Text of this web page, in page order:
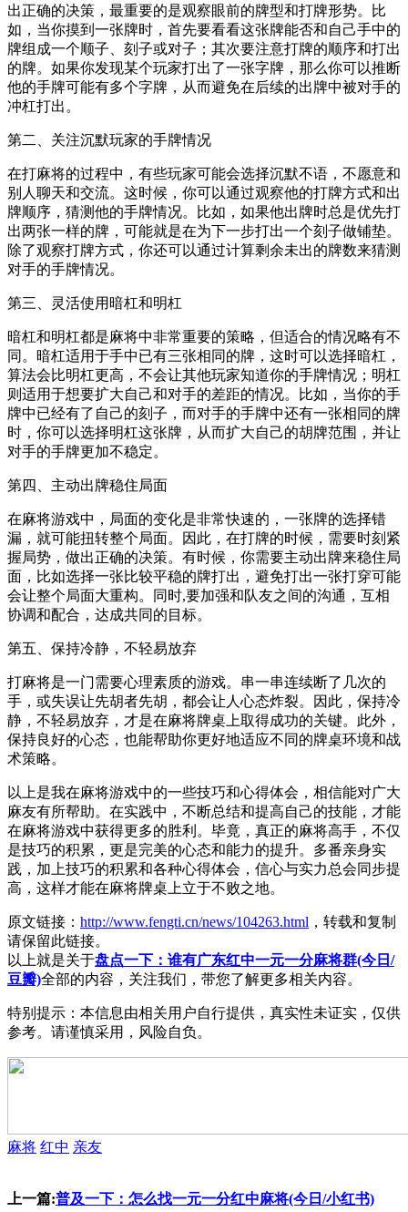
出正确的决策，最重要的是观察眼前的牌型和打牌形势。比
如，当你摸到一张牌时，首先要看看这张牌能否和自己手中的
牌组成一个顺子、刻子或对子；其次要注意打牌的顺序和打出
的牌。如果你发现某个玩家打出了一张字牌，那么你可以推断
他的手牌可能有多个字牌，从而避免在后续的出牌中被对手的
冲杠打出。
第二、关注沉默玩家的手牌情况
在打麻将的过程中，有些玩家可能会选择沉默不语，不愿意和
别人聊天和交流。这时候，你可以通过观察他的打牌方式和出
牌顺序，猜测他的手牌情况。比如，如果他出牌时总是优先打
出两张一样的牌，可能就是在为下一步打出一个刻子做铺垫。
除了观察打牌方式，你还可以通过计算剩余未出的牌数来猜测
对手的手牌情况。
第三、灵活使用暗杠和明杠
暗杠和明杠都是麻将中非常重要的策略，但适合的情况略有不
同。暗杠适用于手中已有三张相同的牌，这时可以选择暗杠，
算法会比明杠更高，不会让其他玩家知道你的手牌情况；明杠
则适用于想要扩大自己和对手的差距的情况。比如，当你的手
牌中已经有了自己的刻子，而对手的手牌中还有一张相同的牌
时，你可以选择明杠这张牌，从而扩大自己的胡牌范围，并让
对手的手牌更加不稳定。
第四、主动出牌稳住局面
在麻将游戏中，局面的变化是非常快速的，一张牌的选择错
漏，就可能扭转整个局面。因此，在打牌的时候，需要时刻紧
握局势，做出正确的决策。有时候，你需要主动出牌来稳住局
面，比如选择一张比较平稳的牌打出，避免打出一张打穿可能
会让整个局面大重构。同时,要加强和队友之间的沟通，互相
协调和配合，达成共同的目标。
第五、保持冷静，不轻易放弃
打麻将是一门需要心理素质的游戏。串一串连续断了几次的
手，或失误让先胡者先胡，都会让人心态炸裂。因此，保持冷
静，不轻易放弃，才是在麻将牌桌上取得成功的关键。此外，
保持良好的心态，也能帮助你更好地适应不同的牌桌环境和战
术策略。
以上是我在麻将游戏中的一些技巧和心得体会，相信能对广大
麻友有所帮助。在实践中，不断总结和提高自己的技能，才能
在麻将游戏中获得更多的胜利。毕竟，真正的麻将高手，不仅
是技巧的积累，更是完美的心态和能力的提升。多番亲身实
践，加上技巧的积累和各种心得体会，信心与实力总会同步提
高，这样才能在麻将牌桌上立于不败之地。
原文链接： http://www.fengti.cn/news/104263.html ，转载和复制
请保留此链接。
以上就是关于盘点一下：谁有广东红中一元一分麻将群(今日/
豆瓣)全部的内容，关注我们，带您了解更多相关内容。
特别提示：本信息由相关用户自行提供，真实性未证实，仅供
参考。请谨慎采用，风险自负。
麻将 红中 亲友
上一篇:普及一下：怎么找一元一分红中麻将(今日/小红书)